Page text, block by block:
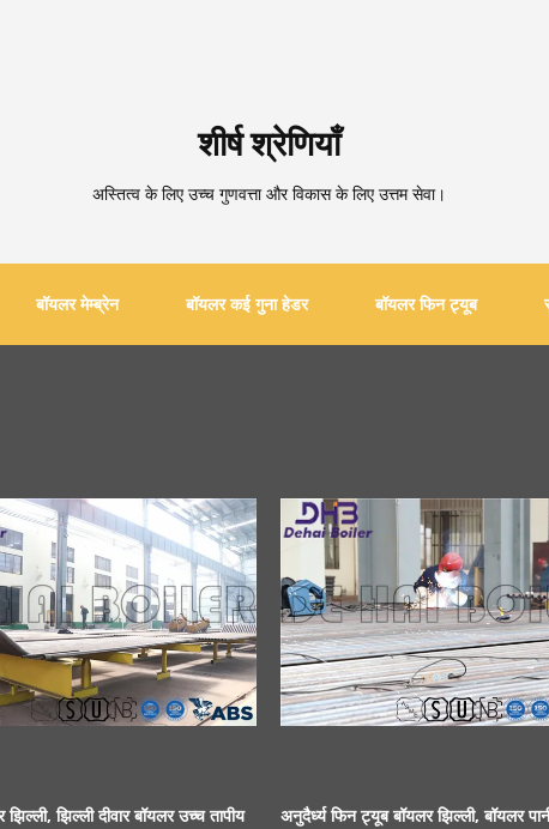
शीर्ष श्रेणियाँ
अस्तित्व के लिए उच्च गुणवत्ता और विकास के लिए उत्तम सेवा।
बॉयलर मेम्ब्रेन बॉयलर कई गुना हेडर बॉयलर फिन ट्यूब
झिल्ली, झिल्ली दीवार बॉयलर उच्च तापीय
अनुदैर्ध्य फिन ट्यूब बॉयलर झिल्ली, बॉयलर